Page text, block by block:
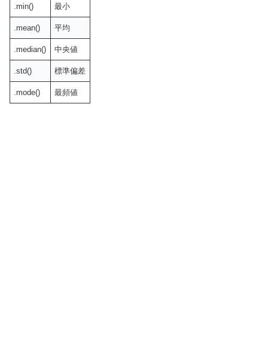
.min() 最小
.mean() 平均
.median() 中央値
.std() 標準偏差
.mode() 最頻値